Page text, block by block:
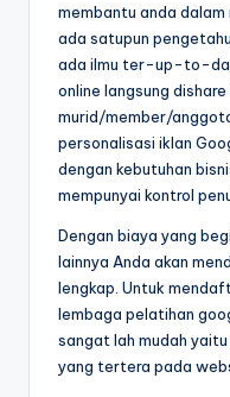
membantu anda dalam
ada satupun
ada ilmu ter-up-to-
online langsung dishare
murid/member/
personalisasi iklan
dengan kebutuhan
mempunyai kontrol
Dengan biaya yang
lainnya Anda akan
lengkap. Untuk
lembaga pelatihan
sangat lah mudah
yang tertera pada